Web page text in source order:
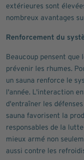
extérieures sont
nombreux avantages
Renforcement du
Beaucoup pensent que
prévenir les rhumes.
un sauna renforce le
l'année. L'interaction
d'entraîner les
sauna favorisent la
responsables de la
mieux armé non
aussi contre les